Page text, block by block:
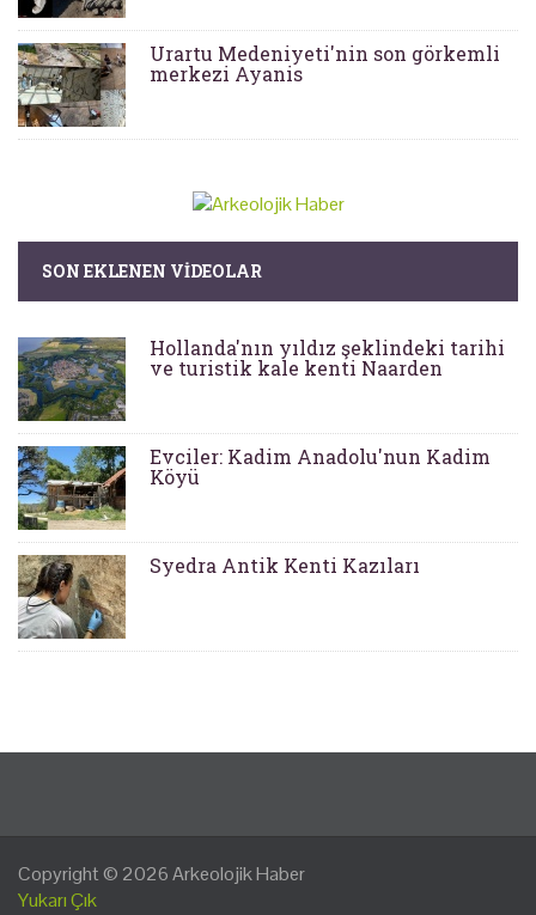
Urartu Medeniyeti'nin son görkemli
merkezi Ayanis
SON EKLENEN VIDEOLAR
Hollanda'nın yıldız şeklindeki tarihi
ve turistik kale kenti Naarden
Evciler: Kadim Anadolu'nun Kadim
Köyü
Syedra Antik Kenti Kazıları
Copyright © 2026Arkeolojik Haber
Yukarı Çık